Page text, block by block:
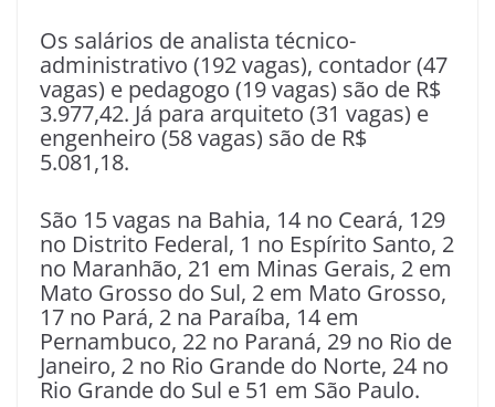
Os salários de analista técnico-
administrativo (192 vagas), contador (47
vagas) e pedagogo (19 vagas) são de R$
3.977,42. Já para arquiteto (31 vagas) e
engenheiro (58 vagas) são de R$
5.081,18.
São 15 vagas na Bahia, 14 no Ceará, 129
no Distrito Federal, 1 no Espírito Santo, 2
no Maranhão, 21 em Minas Gerais, 2 em
Mato Grosso do Sul, 2 em Mato Grosso,
17 no Pará, 2 na Paraíba, 14 em
Pernambuco, 22 no Paraná, 29 no Rio de
Janeiro, 2 no Rio Grande do Norte, 24 no
Rio Grande do Sul e 51 em São Paulo.